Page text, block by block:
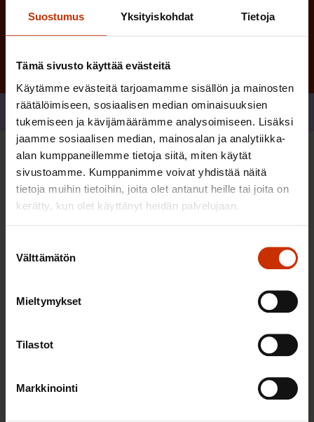
Suostumus Yksityiskohdat Tietoja
Tämä sivusto käyttää evästeitä
Käytämme evästeitä tarjoamamme sisällön ja mainosten
räätälöimiseen, sosiaalisen median ominaisuuksien
tukemiseen ja kävijämäärämme analysoimiseen. Lisäksi
jaamme sosiaalisen median, mainosalan ja analytiikka-
alan kumppaneillemme tietoja siitä, miten käytät
sivustoamme. Kumppanimme voivat yhdistää näitä
tietoja muihin tietoihin, joita olet antanut heille tai joita on
kerätty, kun olet käyttänyt heidän palvelujaan.
valinta
Välttämätön
Mieltymykset
Tilastot
Markkinointi
Jaa
Sinua saattaa myös kiinnostaa